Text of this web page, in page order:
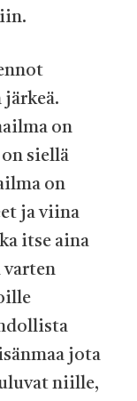
järkeä.
on
siellä
on
ja viina
itse aina
jota
niille,